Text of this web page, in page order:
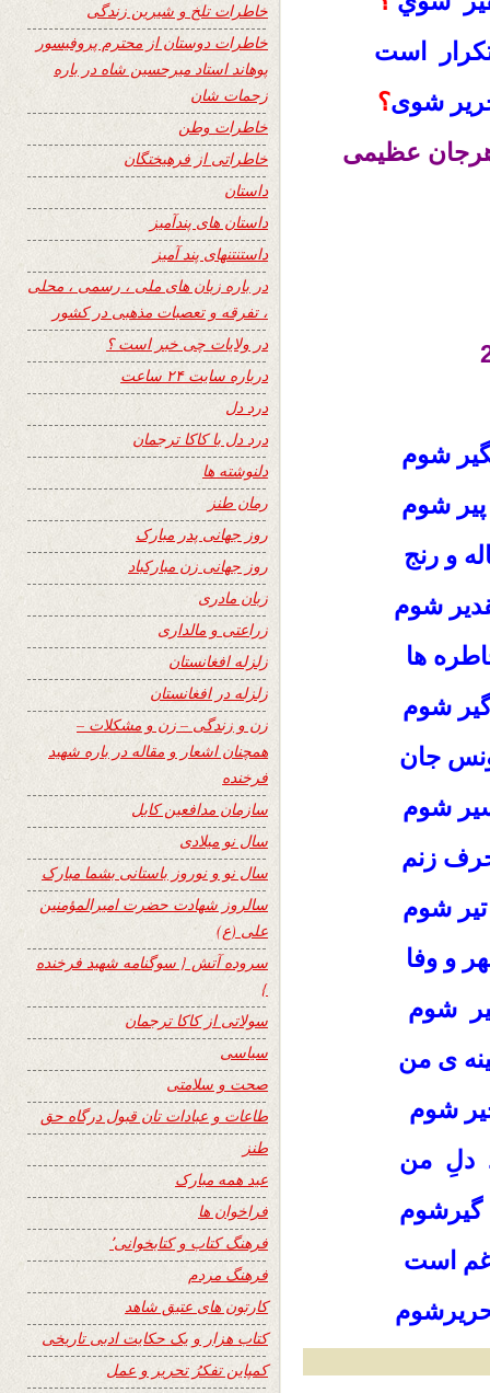
است
شوی؟
عظیمی
شوم
شوم
و رنج
شوم
ها
شوم
جان
شوم
زنم
شوم
و وفا
شوم
ی من
شوم
دلِ من
گیرشوم
است
خاطرات تلخ و شیرین زندگی
خاطرات دوستان از محترم پروفیسور
پوهاند استاد میرحسین شاه در باره
زحمات شان
خاطرات وطن
خاطراتی از فرهیختگان
داستان
داستان های پندآمیز
داستنتنهای پند آمیز
در باره زبان های ملی ، رسمی ، محلی
، تفرقه و تعصبات مذهبی در کشور
در ولایات چی خبر است ؟
درباره سایت ۲۴ ساعت
درد دل
درد دل با کاکا ترجمان
دلنوشته ها
رمان طنز
روز جهانی پدر مبارک
روز جهانی زن مبارکباد
زبان مادری
زراعتی و مالداری
زلزله افغانستان
زلزله در افغانستان
زن و زندگی – زن و مشکلات –
همچنان اشعار و مقاله در باره شهید
فرخنده
سازمان مدافعین کابل
سال نو میلادی
سال نو و نوروز باستانی بشما مبارک
سالروز شهادت حضرت امیرالمؤمنین
علی (ع)
سروده آتش { سوگنامه شهید فرخنده
}
سولاتی از کاکا ترجمان
سیاسی
صحت و سلامتی
طاعات و عبادات تان قبول درگاه حق
طنز
عید همه مبارک
فراخوان ها
فرهنگ کتاب و کتابخوانی٬
فرهنگ مردم
کارتون های عتیق شاهد
کتاب هزار و یک حکایت ادبی تاریخی
کمپاین تفکرُ تحریر و عمل